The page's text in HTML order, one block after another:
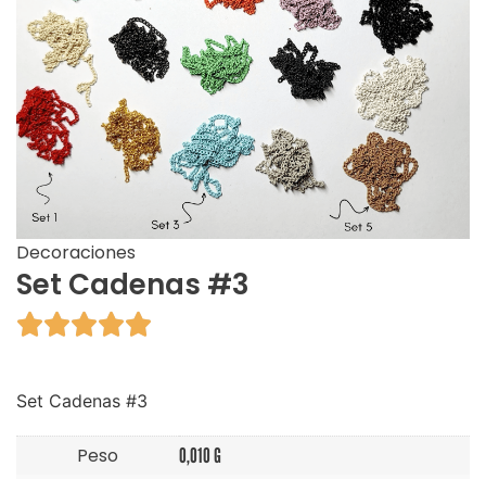
Decoraciones
Set Cadenas #3

Set Cadenas #3
Peso 0,010 G